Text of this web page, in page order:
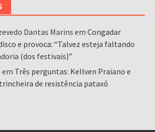
Dantas Marins emCongadar
e provoca: “Talvez esteja faltando
(dos festivais)”
em Três perguntas: Kellven Praiano e
de resistência pataxó